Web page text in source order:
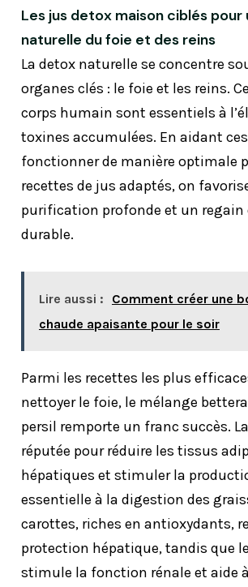
Les jus detox maison ciblés
naturelle du foie et des reins
La detox naturelle se concentre
organes clés : le foie et les reins.
corps humain sont essentiels à
toxines accumulées. En aidant
fonctionner de manière optimale
recettes de jus adaptés, on
purification profonde et un regain
durable.
Lire aussi :
Comment créer une
chaude apaisante pour le soir
Parmi les recettes les plus
nettoyer le foie, le mélange
persil remporte un franc succès.
réputée pour réduire les tissus
hépatiques et stimuler la
essentielle à la digestion des
carottes, riches en antioxydants,
protection hépatique, tandis que
stimule la fonction rénale et aide